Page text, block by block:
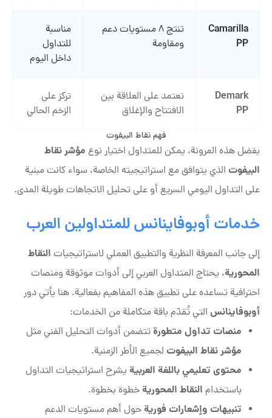
Camarilla
PP
تنتج 8 مستويات دعم
ومقاومة
مناسبة
للتداول
داخل اليوم
Demark
PP
تعتمد على العلاقة بين
الافتتاح والإغلاق
تركز على
الزخم الحالي
فهم نقاط البيفوت
بفضل هذه المرونة، يمكن للمتداول اختيار نوع مؤشر نقاط
البيفوت الذي يتوافق مع استراتيجيته الخاصة، سواء كانت مبنية
على التداول اليومي السريع أو على تحليل الاتجاهات طويلة المدى.
خدمات أوبوفاینانس للمتداولين العرب
إلى جانب المعرفة النظرية والتطبيق العملي لاستراتيجيات النقاط
المحورية، يحتاج المتداول العربي إلى أدوات موثوقة ومنصات
احترافية تساعده على تطبيق هذه المفاهيم بفعالية. هنا يأتي دور
أوبوفاینانس التي تُقدّم باقة متكاملة من الخدمات:
منصات تداول متطورةتتضمن أدوات التحليل الفني مثل
مؤشر نقاط البيفوت لجميع الأطر الزمنية.
محتوى تعليمي باللغة العربية يشرح استراتيجيات التداول
باستخدام النقاط المحورية خطوة بخطوة.
تنبيهات وإشعارات فورية حول أهم مستويات الدعم